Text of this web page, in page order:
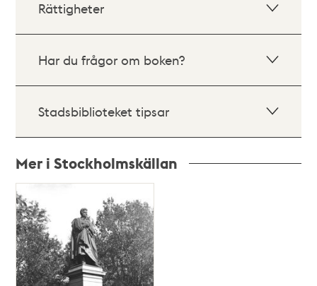
Rättigheter
Har du frågor om boken?
Stadsbiblioteket tipsar
Mer i Stockholmskällan
Relaterade
poster
och
teman